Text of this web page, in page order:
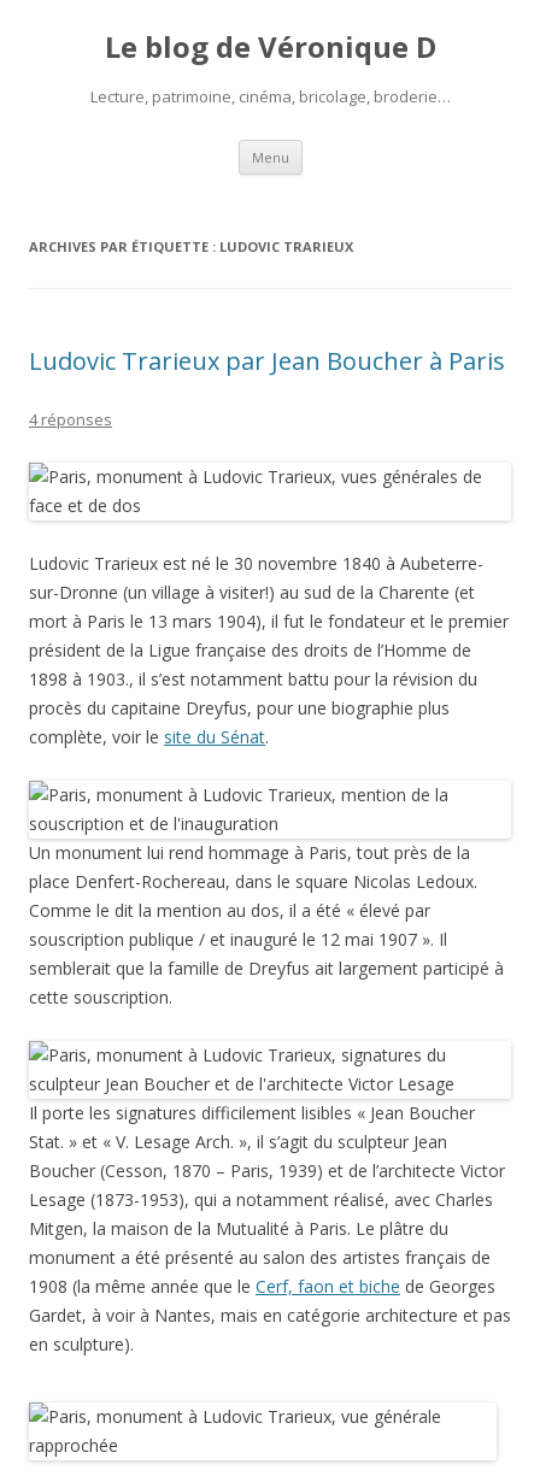
Le blog de Véronique D
Lecture, patrimoine, cinéma, bricolage, broderie…
Menu Aller
contenu
ARCHIVES PAR ÉTIQUETTE : LUDOVIC TRARIEUX
Ludovic Trarieux par Jean Boucher à Paris
4 réponses
Ludovic Trarieux est né le 30 novembre 1840 à Aubeterre-
sur-Dronne (un village à visiter!) au sud de la Charente (et
mort à Paris le 13 mars 1904), il fut le fondateur et le premier
président de la Ligue française des droits de l’Homme de
1898 à 1903., il s’est notamment battu pour la révision du
procès du capitaine Dreyfus, pour une biographie plus
complète, voir le site du Sénat.
Un monument lui rend hommage à Paris, tout près de la
place Denfert-Rochereau, dans le square Nicolas Ledoux.
Comme le dit la mention au dos, il a été « élevé par
souscription publique / et inauguré le 12 mai 1907 ». Il
semblerait que la famille de Dreyfus ait largement participé à
cette souscription.
Il porte les signatures difficilement lisibles « Jean Boucher
Stat. » et « V. Lesage Arch. », il s’agit du sculpteur Jean
Boucher (Cesson, 1870 – Paris, 1939) et de l’architecte Victor
Lesage (1873-1953), qui a notamment réalisé, avec Charles
Mitgen, la maison de la Mutualité à Paris. Le plâtre du
monument a été présenté au salon des artistes français de
1908 (la même année que le Cerf, faon et biche de Georges
Gardet, à voir à Nantes, mais en catégorie architecture et pas
en sculpture).